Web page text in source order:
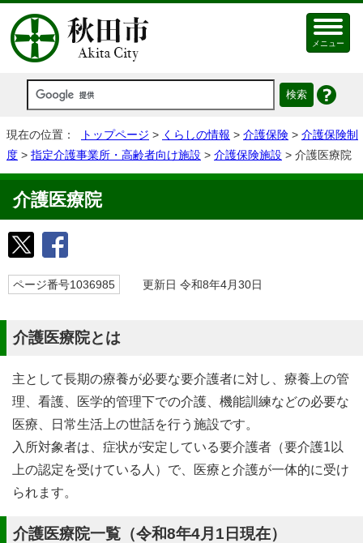
メニュー
現在の位置： トップページ > くらしの情報 > 介護保険 > 介護保険制
度 > 指定介護事業所・高齢者向け施設 > 介護保険施設 > 介護医療院
介護医療院
ページ番号1036985 更新日 令和8年4月30日
介護医療院とは
主として長期の療養が必要な要介護者に対し、療養上の管
理、看護、医学的管理下での介護、機能訓練などの必要な
医療、日常生活上の世話を行う施設です。
入所対象者は、症状が安定している要介護者（要介護1以
上の認定を受けている人）で、医療と介護が一体的に受け
られます。
介護医療院一覧（令和8年4月1日現在）